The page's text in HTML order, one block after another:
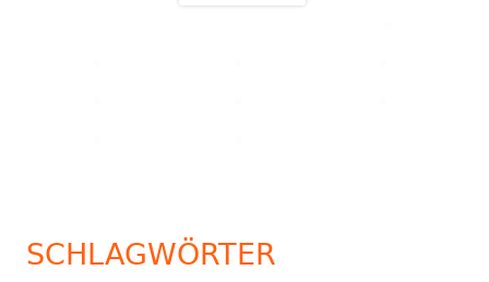
SCHLAGWÖRTER